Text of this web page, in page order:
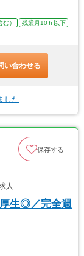
）
残業月10ｈ以下
い合わせる
した
保存する
人
生◎／完全週